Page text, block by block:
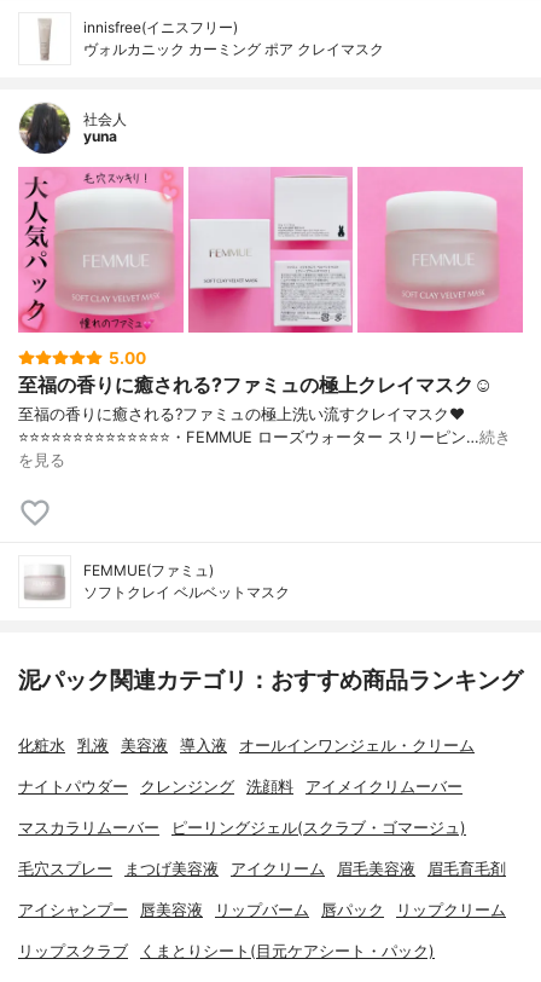
innisfree(イニスフリー)
ヴォルカニック カーミング ポア クレイマスク
社会人
yuna
5.00
至福の香りに癒される?ファミュの極上クレイマスク☺️
至福の香りに癒される?ファミュの極上洗い流すクレイマスク❤️
⭐️⭐️⭐️⭐️⭐️⭐️⭐️⭐️⭐️⭐️⭐️⭐️⭐️⭐️・FEMMUE ローズウォーター スリーピン…続き
を見る
FEMMUE(ファミュ)
ソフトクレイ ベルベットマスク
泥パック関連カテゴリ：おすすめ商品ランキング
化粧水 乳液 美容液 導入液 オールインワンジェル・クリーム
ナイトパウダー クレンジング 洗顔料 アイメイクリムーバー
マスカラリムーバー ピーリングジェル(スクラブ・ゴマージュ)
毛穴スプレー まつげ美容液 アイクリーム 眉毛美容液 眉毛育毛剤
アイシャンプー 唇美容液 リップバーム 唇パック リップクリーム
リップスクラブ くまとりシート(目元ケアシート・パック)